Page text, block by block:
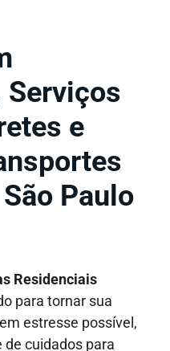
e
Paulo
Residenciais
para tornar sua
estresse possível,
cuidados para